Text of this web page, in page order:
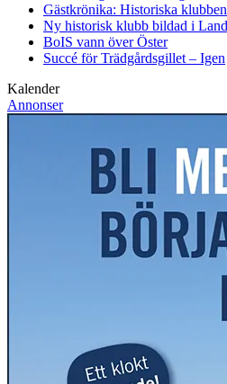
Gästkrönika: Historiska klubben
Ny historisk klubb bildad i
BoIS vann över Öster
Succé för Trädgårdsgillet – Igen
Kalender
Annonser